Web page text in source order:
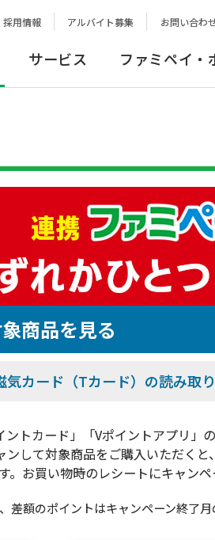
採用情報 アルバイト募集 お問い合わ
サービス ファミペイ・
商品を見る
気カード （Tカード）の読み取
トカード」「Vポイントアプリ」の
して対象商品をご購入いただくと
。お買い物時のレシートにキャン
額のポイントはキャンペーン終了月